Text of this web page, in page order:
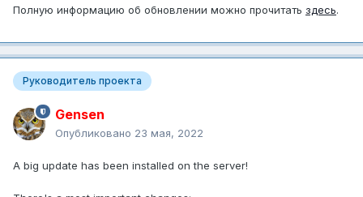
Полную информацию об обновлении можно прочитать здесь.
Руководитель проекта
Gensen
Опубликовано 23 мая, 2022
A big update has been installed on the server!